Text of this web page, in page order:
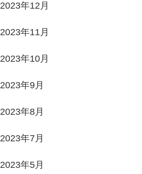
2023年12月
2023年11月
2023年10月
2023年9月
2023年8月
2023年7月
2023年5月